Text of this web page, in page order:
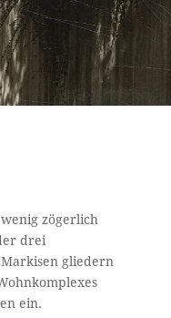
zögerlich
drei
gliedern
ein.